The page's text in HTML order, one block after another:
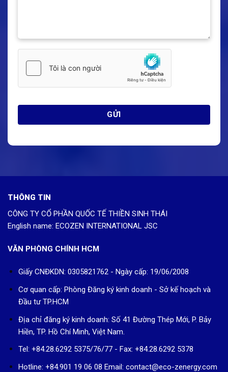
THÔNG TIN
CÔNG TY CỔ PHẦN QUỐC TẾ THIỀN SINH THÁI
English name: ECOZEN INTERNATIONAL JSC
VĂN PHÒNG CHÍNH HCM
Giấy CNĐKDN: 0305821762 - Ngày cấp: 19/06/2008
Cơ quan cấp: Phòng Đăng ký kinh doanh - Sở kế hoạch và
Đầu tư TP.HCM
Địa chỉ đăng ký kinh doanh: Số 41 Đường Thép Mới, P. Bảy
Hiền, TP. Hồ Chí Minh, Việt Nam.
Tel: +84.28.6292 5375/76/77 - Fax: +84.28.6292 5378
Hotline: +84.901 19 06 08 Email: contact@eco-zenergy.com